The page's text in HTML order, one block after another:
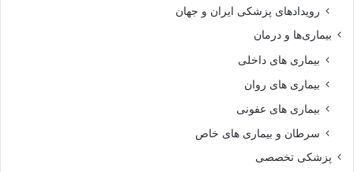
رویدادهای پزشکی ایران و جهان
بیماری‌ها و درمان
بیماری های داخلی
بیماری های روان‌
بیماری های عفونی
سرطان و بیماری های خاص
پزشکی تخصصی